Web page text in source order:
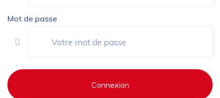
Mot de passe
Connexion